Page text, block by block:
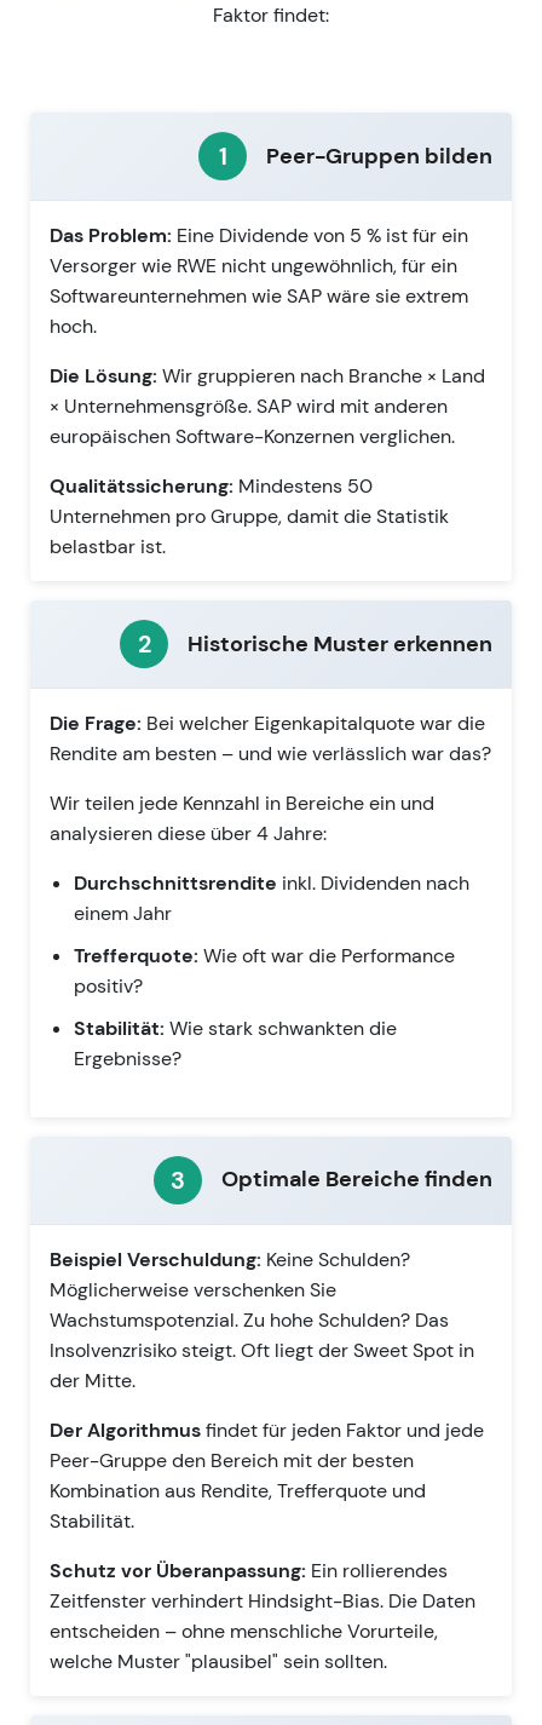
Faktor findet:
1 Peer-Gruppen bilden
Das Problem: Eine Dividende von 5 % ist für ein
Versorger wie RWE nicht ungewöhnlich, für ein
Softwareunternehmen wie SAP wäre sie extrem
hoch.
Die Lösung: Wir gruppieren nach Branche × Land
× Unternehmensgröße. SAP wird mit anderen
europäischen Software-Konzernen verglichen.
Qualitätssicherung: Mindestens 50
Unternehmen pro Gruppe, damit die Statistik
belastbar ist.
2 Historische Muster erkennen
Die Frage: Bei welcher Eigenkapitalquote war die
Rendite am besten – und wie verlässlich war das?
Wir teilen jede Kennzahl in Bereiche ein und
analysieren diese über 4 Jahre:
Durchschnittsrendite inkl. Dividenden nach
einem Jahr
Trefferquote: Wie oft war die Performance
positiv?
Stabilität: Wie stark schwankten die
Ergebnisse?
3 Optimale Bereiche finden
Beispiel Verschuldung: Keine Schulden?
Möglicherweise verschenken Sie
Wachstumspotenzial. Zu hohe Schulden? Das
Insolvenzrisiko steigt. Oft liegt der Sweet Spot in
der Mitte.
Der Algorithmusfindet für jeden Faktor und jede
Peer-Gruppe den Bereich mit der besten
Kombination aus Rendite, Trefferquote und
Stabilität.
Schutz vor Überanpassung: Ein rollierendes
Zeitfenster verhindert Hindsight-Bias. Die Daten
entscheiden – ohne menschliche Vorurteile,
welche Muster "plausibel" sein sollten.